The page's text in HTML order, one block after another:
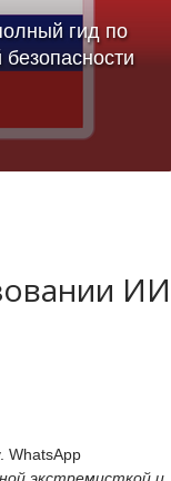
гид по
ИИ
WhatsApp
экстремисткой и